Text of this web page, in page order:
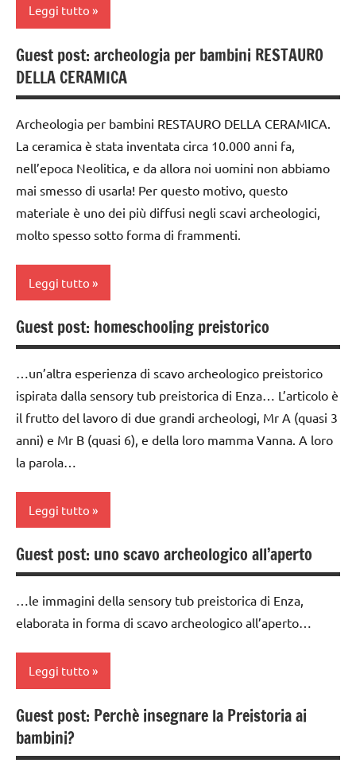
TUTORIAL
TUTTI GLI
ARGOMENTI
PER ETA'
TUTTI GLI
ARTICOLI
varie -
manualità
la
libri
fatti
TUTORIAL
TUTTI GLI
ARGOMENTI
TUTTI GLI
Leggi tutto
classe
3a
Preistoria
ARGOMENTI
PER ETA'
ARTICOLI
Guest post: archeologia per bambini RESTAURO
DELLA CERAMICA
Archeologia per bambini RESTAURO DELLA CERAMICA.
La ceramica è stata inventata circa 10.000 anni fa,
nell’epoca Neolitica, e da allora noi uomini non abbiamo
mai smesso di usarla! Per questo motivo, questo
materiale è uno dei più diffusi negli scavi archeologici,
molto spesso sotto forma di frammenti.
Leggi tutto
classe
3a
GIOCHI
MONTESSORI
DIDATTICA
MONTESSORI
Preistoria
sensory
TUTTI GLI
TUTTI GLI
ARTICOLI
Guest post: homeschooling preistorico
…un’altra esperienza di scavo archeologico preistorico
ispirata dalla sensory tub preistorica di Enza… L’articolo è
il frutto del lavoro di due grandi archeologi, Mr A (quasi 3
anni) e Mr B (quasi 6), e della loro mamma Vanna. A loro
la parola…
Leggi tutto
classe
3a
dai
3 ai
anni
gite
la
Guest post: uno scavo archeologico all’aperto
…le immagini della sensory tub preistorica di Enza,
elaborata in forma di scavo archeologico all’aperto…
Leggi tutto
classe
3a
Guest post: Perchè insegnare la Preistoria ai
bambini?